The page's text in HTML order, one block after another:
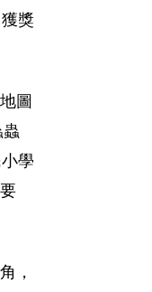
獎
圖
學
，